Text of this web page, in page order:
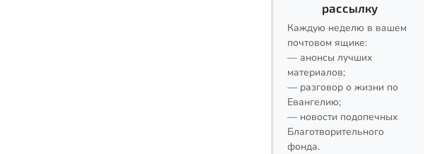
рассылку
Каждую неделю в вашем
почтовом ящике:
— анонсы лучших
материалов;
— разговор о жизни по
Евангелию;
— новости подопечных
Благотворительного
фонда.